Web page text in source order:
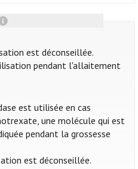
est déconseillée.
pendant l'allaitement
est utilisée en cas
une molécule qui est
pendant la grossesse
est déconseillée.